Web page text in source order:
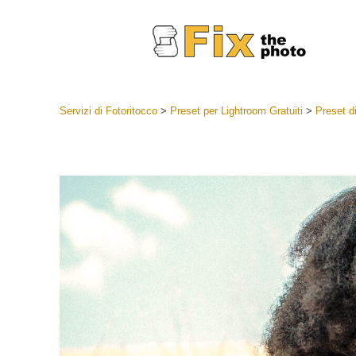
Servizi
Migliori
Deal
Servizi di Fotoritocco> Preset per Lightroom Gratuiti > Preset